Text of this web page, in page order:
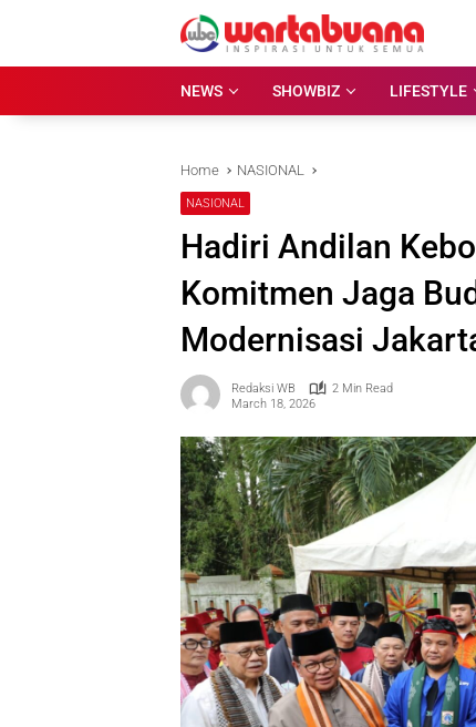
NEWS
SHOWBIZ LIFESTYLE
Home NASIONAL
NASIONAL
Hadiri Andilan
Komitmen Jaga
Modernisasi
Redaksi WB
2 Min Read
March 18, 2026